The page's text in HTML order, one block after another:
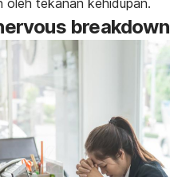
oleh tekanan kehidupan.
breakdown